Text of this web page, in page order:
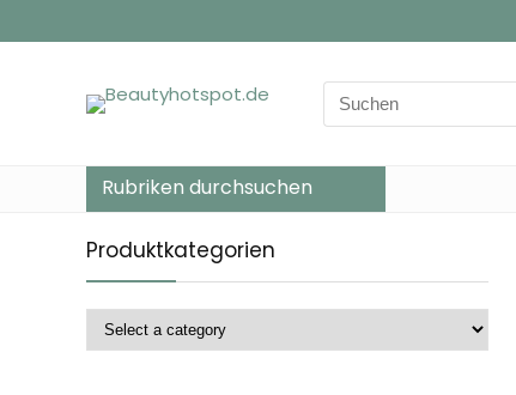
Search
for:
Rubriken durchsuchen
Produktkategorien